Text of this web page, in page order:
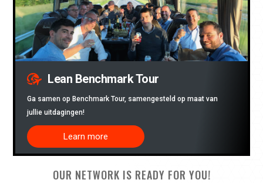
Lean Benchmark Tour
Ga samen op Benchmark Tour, samengesteld op maat van
jullie uitdagingen!
Learn more
OUR NETWORK IS READY FOR YOU!